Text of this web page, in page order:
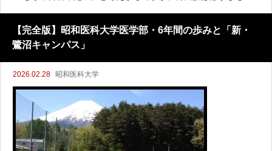
イナスではありません。大学側が「もう一段、判断材料を取り
たい」と考えたときに発生する手続きであり、制度設計や運営
上の都合で行
【完全版】昭和医科大学医学部・6年間の歩みと「新・
鷺沼キャンパス」
2026.02.28 昭和医科大学